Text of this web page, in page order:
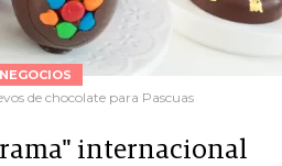
NEGOCIOS
de chocolate para Pascuas
internacional